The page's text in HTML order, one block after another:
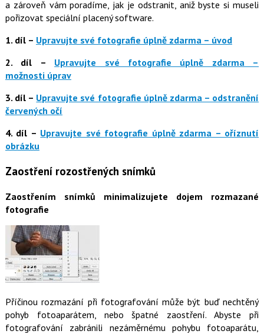
a zároveň vám poradíme, jak je odstranit, aniž byste si museli
pořizovat speciální placený software.
1. díl – Upravujte své fotografie úplně zdarma – úvod
2. díl – Upravujte své fotografie úplně zdarma –
možnosti úprav
3. díl – Upravujte své fotografie úplně zdarma – odstranění
červených očí
4. díl – Upravujte své fotografie úplně zdarma – oříznutí
obrázku
Zaostření rozostřených snímků
Zaostřením snímků minimalizujete dojem rozmazané
fotografie
Příčinou rozmazání při fotografování může být buď nechtěný
pohyb fotoaparátem, nebo špatné zaostření. Abyste při
fotografování zabránili nezáměrnému pohybu fotoaparátu,